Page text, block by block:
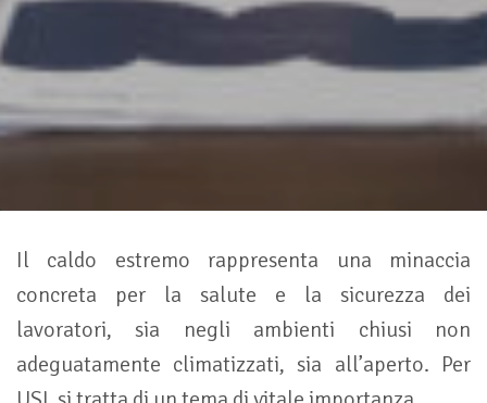
Il caldo estremo rappresenta una minaccia
concreta per la salute e la sicurezza dei
lavoratori, sia negli ambienti chiusi non
adeguatamente climatizzati, sia all’aperto. Per